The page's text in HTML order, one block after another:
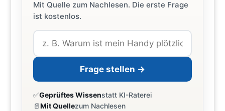
Mit Quelle zum Nachlesen. Die erste Frage
ist kostenlos.
Frage stellen →
✅Geprüftes Wissenstatt KI-Raterei
📄Mit Quellezum Nachlesen